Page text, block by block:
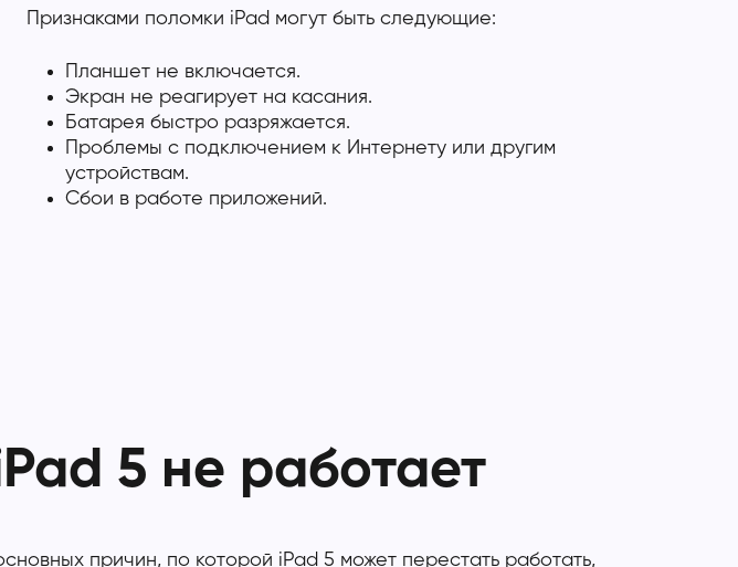
Признаками поломки iPad могут быть следующие:
Планшет не включается.
Экран не реагирует на касания.
Батарея быстро разряжается.
Проблемы с подключением к Интернету или другим
устройствам.
Сбои в работе приложений.
5 не работает
причин, по которой iPad 5 может перестать работать,